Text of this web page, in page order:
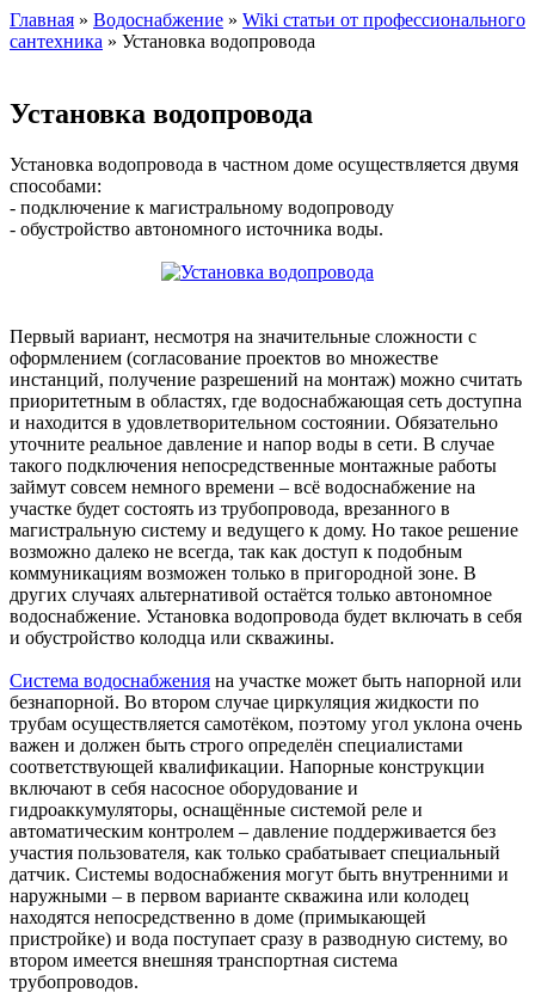
Главная » Водоснабжение » Wiki статьи от профессионального
сантехника » Установка водопровода
Установка водопровода
Установка водопровода в частном доме осуществляется двумя
способами:
- подключение к магистральному водопроводу
- обустройство автономного источника воды.
Первый вариант, несмотря на значительные сложности с
оформлением (согласование проектов во множестве
инстанций, получение разрешений на монтаж) можно считать
приоритетным в областях, где водоснабжающая сеть доступна
и находится в удовлетворительном состоянии. Обязательно
уточните реальное давление и напор воды в сети. В случае
такого подключения непосредственные монтажные работы
займут совсем немного времени – всё водоснабжение на
участке будет состоять из трубопровода, врезанного в
магистральную систему и ведущего к дому. Но такое решение
возможно далеко не всегда, так как доступ к подобным
коммуникациям возможен только в пригородной зоне. В
других случаях альтернативой остаётся только автономное
водоснабжение. Установка водопровода будет включать в себя
и обустройство колодца или скважины.
Система водоснабжения на участке может быть напорной или
безнапорной. Во втором случае циркуляция жидкости по
трубам осуществляется самотёком, поэтому угол уклона очень
важен и должен быть строго определён специалистами
соответствующей квалификации. Напорные конструкции
включают в себя насосное оборудование и
гидроаккумуляторы, оснащённые системой реле и
автоматическим контролем – давление поддерживается без
участия пользователя, как только срабатывает специальный
датчик. Системы водоснабжения могут быть внутренними и
наружными – в первом варианте скважина или колодец
находятся непосредственно в доме (примыкающей
пристройке) и вода поступает сразу в разводную систему, во
втором имеется внешняя транспортная система
трубопроводов.